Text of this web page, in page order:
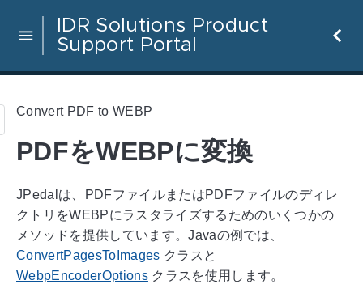
IDR Solutions Product
Support Portal
Convert PDF to WEBP
PDFをWEBPに変換
JPedalは、PDFファイルまたはPDFファイルのディレ
クトリをWEBPにラスタライズするためのいくつかの
メソッドを提供しています。Javaの例では、
ConvertPagesToImages クラスと
WebpEncoderOptionsクラスを使用します。